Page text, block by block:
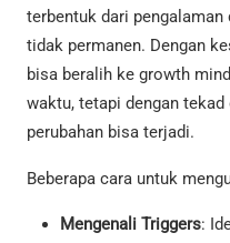
terbentuk dari
tidak permanen. Dengan
bisa beralih ke growth
waktu, tetapi dengan tekad
perubahan bisa terjadi.
Beberapa cara untuk
Mengenali Triggers: